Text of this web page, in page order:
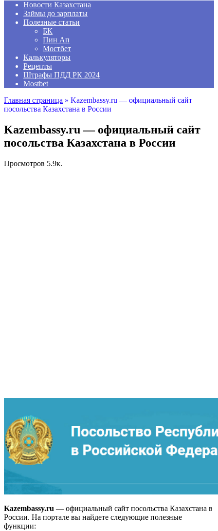
Новости Казахстана
Займы до зарплаты
Полезные статьи
БК
Пин Ап
Мостбет
Калькуляторы
Рецепты
Штрафы ПДД РК 2024
Mostbet
Главная страница » Kazembassy.ru — официальный сайт
посольства Казахстана в России
Kazembassy.ru — официальный сайт
посольства Казахстана в России
Просмотров 5.9к.
Kazembassy.ru — официальный сайт посольства Казахстана в
России. На портале вы найдете следующие полезные
функции: